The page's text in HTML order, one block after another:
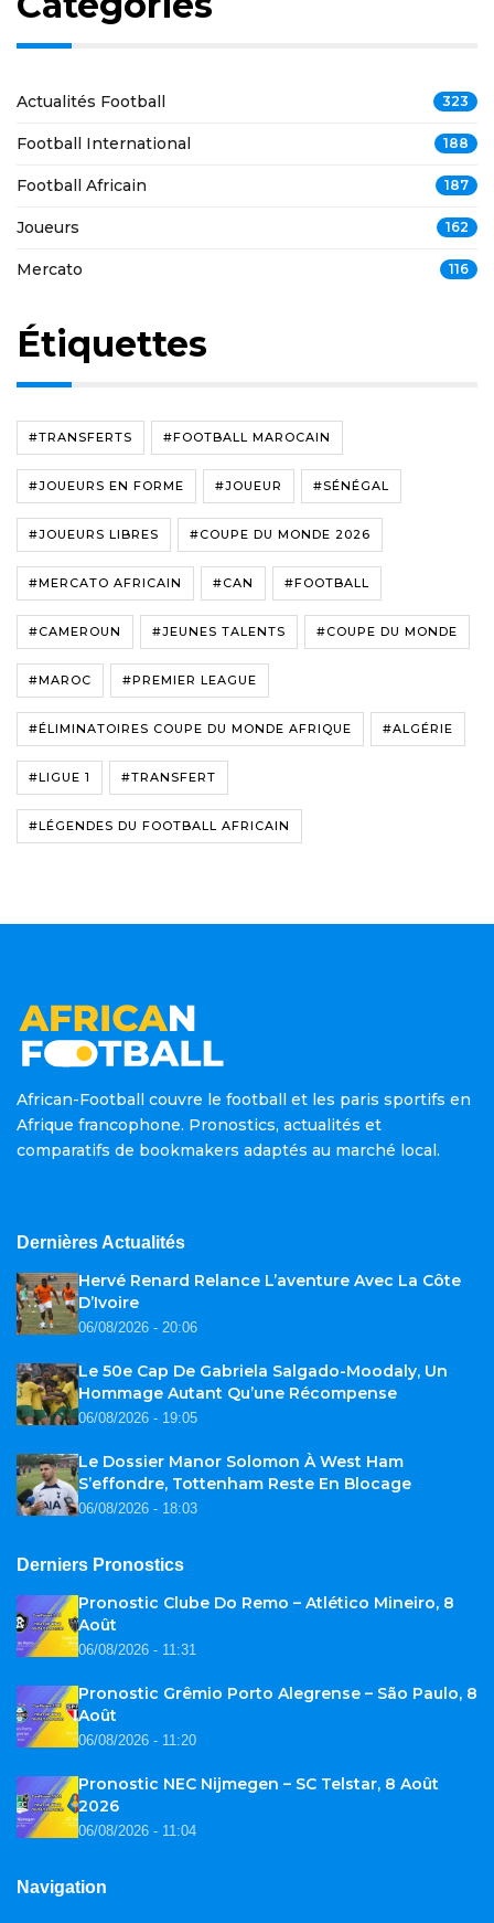
Actualités Football 323
Football International 188
Football Africain 187
Joueurs 162
Mercato 116
Étiquettes
#TRANSFERTS #FOOTBALL MAROCAIN
#JOUEURS EN FORME #JOUEUR #SÉNÉGAL
#JOUEURS LIBRES #COUPE DU MONDE 2026
#MERCATO AFRICAIN #CAN #FOOTBALL
#CAMEROUN #JEUNES TALENTS #COUPE DU MONDE
#MAROC #PREMIER LEAGUE
#ÉLIMINATOIRES COUPE DU MONDE AFRIQUE #ALGÉRIE
#LIGUE 1 #TRANSFERT
#LÉGENDES DU FOOTBALL AFRICAIN
African-Football couvre le football et les paris sportifs en
Afrique francophone. Pronostics, actualités et
comparatifs de bookmakers adaptés au marché local.
Dernières Actualités
Hervé Renard Relance L’aventure Avec La Côte
D’Ivoire
06/08/2026 - 20:06
Le 50e Cap De Gabriela Salgado-Moodaly, Un
Hommage Autant Qu’une Récompense
06/08/2026 - 19:05
Le Dossier Manor Solomon À West Ham
S’effondre, Tottenham Reste En Blocage
06/08/2026 - 18:03
Derniers Pronostics
Pronostic Clube Do Remo – Atlético Mineiro, 8
Août
06/08/2026 - 11:31
Pronostic Grêmio Porto Alegrense – São Paulo, 8
Août
06/08/2026 - 11:20
Pronostic NEC Nijmegen – SC Telstar, 8 Août
2026
06/08/2026 - 11:04
Navigation